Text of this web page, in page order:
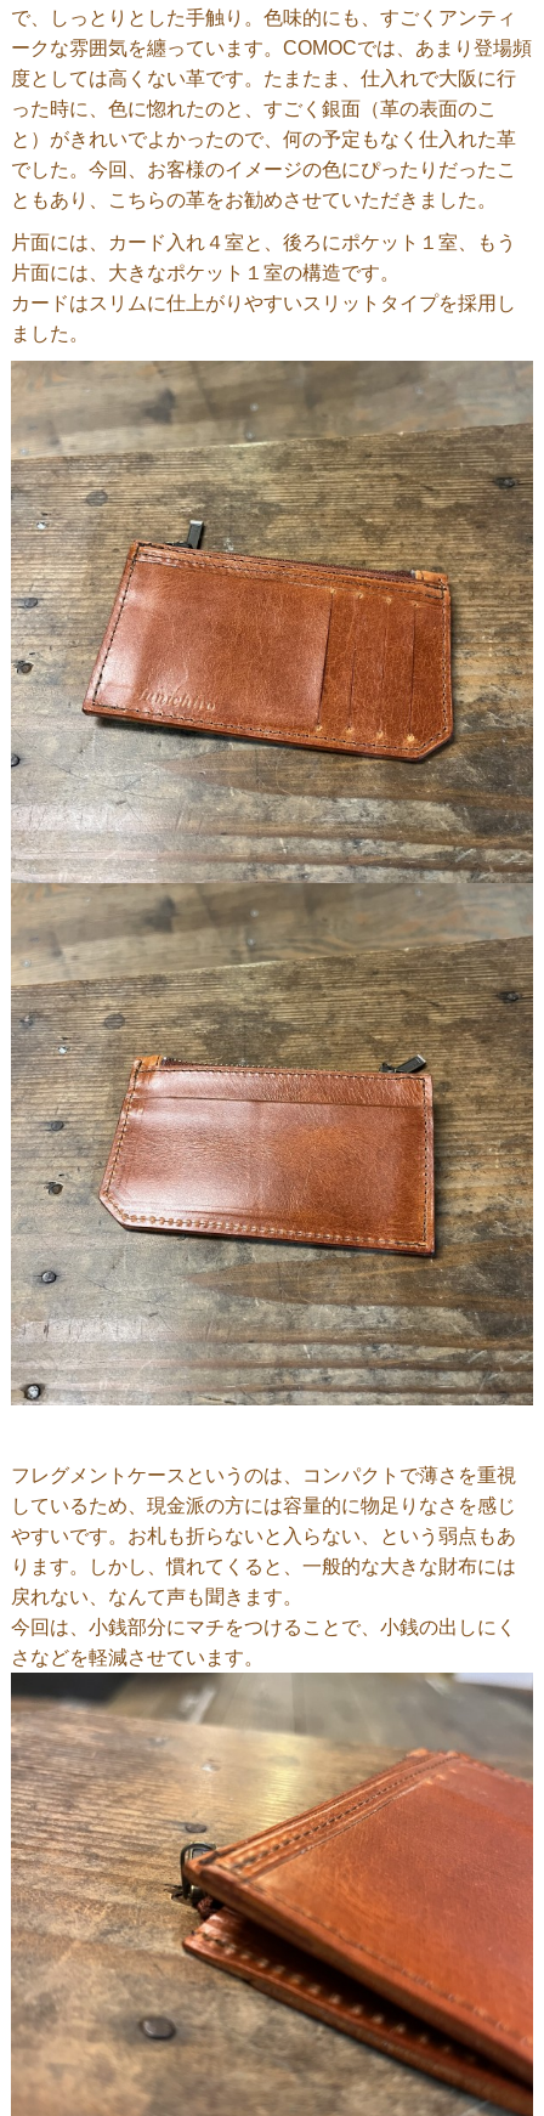
で、しっとりとした手触り。色味的にも、すごくアンティ
ークな雰囲気を纏っています。COMOCでは、あまり登場頻
度としては高くない革です。たまたま、仕入れで大阪に行
った時に、色に惚れたのと、すごく銀面（革の表面のこ
と）がきれいでよかったので、何の予定もなく仕入れた革
でした。今回、お客様のイメージの色にぴったりだったこ
ともあり、こちらの革をお勧めさせていただきました。
片面には、カード入れ４室と、後ろにポケット１室、もう
片面には、大きなポケット１室の構造です。
カードはスリムに仕上がりやすいスリットタイプを採用し
ました。
フレグメントケースというのは、コンパクトで薄さを重視
しているため、現金派の方には容量的に物足りなさを感じ
やすいです。お札も折らないと入らない、という弱点もあ
ります。しかし、慣れてくると、一般的な大きな財布には
戻れない、なんて声も聞きます。
今回は、小銭部分にマチをつけることで、小銭の出しにく
さなどを軽減させています。